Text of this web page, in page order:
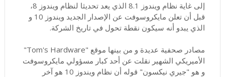
إلى غاية نظام ويندوز 8.1 الذي يعد تحديثا لنظام ويندوز 8،
قبل أن تعلن مايكروسوفت عن الإصدار الجديد ويندوز 10 و
الذي يبدو أنه سيكون نقطة تحول في تاريخ الشركة.
مصادر صحفية عديدة و من بينها موقع "Tom's Hardware"
الأميريكي الشهير نقلت عن أحد كبار مسؤولي مايكروسوفت
و هو "جيري نيكسون" قوله أن نظام ويندوز 10 هو آخر